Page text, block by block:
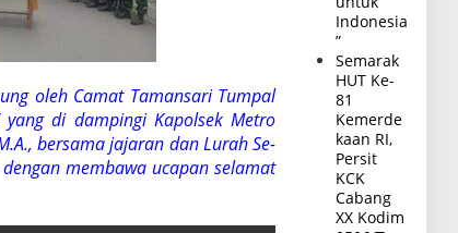
oleh Camat Tamansari Tumpal
yang di dampingi Kapolsek Metro
bersama jajaran dan Lurah Se-
membawa ucapan selamat
Indonesia
”
Semarak
HUT Ke-
81
Kemerde
kaan RI,
Persit
KCK
Cabang
XX Kodim